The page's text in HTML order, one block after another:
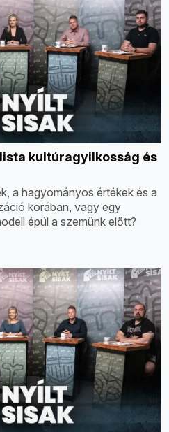
kultúragyilkosság és
a hagyományos értékek és a
korában, vagy egy
épül a szemünk előtt?